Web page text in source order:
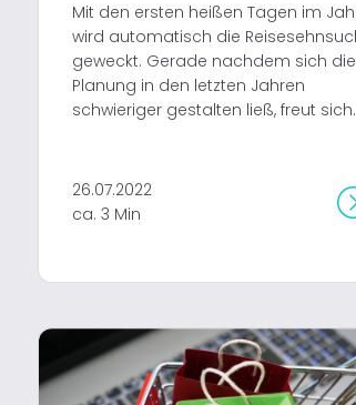
Mit den ersten heißen Tagen im
wird automatisch die
geweckt. Gerade nachdem sich die
Planung in den letzten Jahren
schwieriger gestalten ließ, freut
26.07.2022
ca. 3 Min